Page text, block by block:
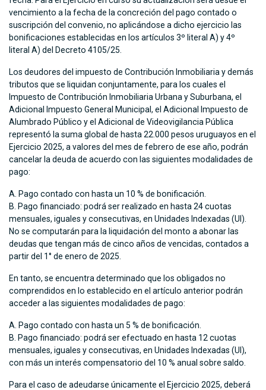
vencimiento a la fecha de la concreción del pago contado o
suscripción del convenio, no aplicándose a dicho ejercicio las
bonificaciones establecidas en los artículos 3º literal A) y 4º
literal A) del Decreto 4105/25.
Los deudores del impuesto de Contribución Inmobiliaria y demás
tributos que se liquidan conjuntamente, para los cuales el
Impuesto de Contribución Inmobiliaria Urbana y Suburbana, el
Adicional Impuesto General Municipal, el Adicional Impuesto de
Alumbrado Público y el Adicional de Videovigilancia Pública
representó la suma global de hasta 22.000 pesos uruguayos en el
Ejercicio 2025, a valores del mes de febrero de ese año, podrán
cancelar la deuda de acuerdo con las siguientes modalidades de
pago:
Pago contado con hasta un 10 % de bonificación.
Pago financiado: podrá ser realizado en hasta 24 cuotas
mensuales, iguales y consecutivas, en Unidades Indexadas (UI).
No se computarán para la liquidación del monto a abonar las
deudas que tengan más de cinco años de vencidas, contados a
partir del 1° de enero de 2025.
En tanto, se encuentra determinado que los obligados no
comprendidos en lo establecido en el artículo anterior podrán
acceder a las siguientes modalidades de pago:
Pago contado con hasta un 5 % de bonificación.
Pago financiado: podrá ser efectuado en hasta 12 cuotas
mensuales, iguales y consecutivas, en Unidades Indexadas (UI),
con más un interés compensatorio del 10 % anual sobre saldo.
Para el caso de adeudarse únicamente el Ejercicio 2025, deberá